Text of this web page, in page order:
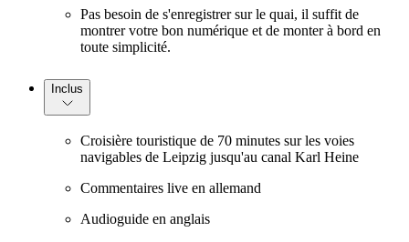
Pas besoin de s'enregistrer sur le quai, il suffit de
montrer votre bon numérique et de monter à bord en
toute simplicité.
Inclus
Croisière touristique de 70 minutes sur les voies
navigables de Leipzig jusqu'au canal Karl Heine
Commentaires live en allemand
Audioguide en anglais